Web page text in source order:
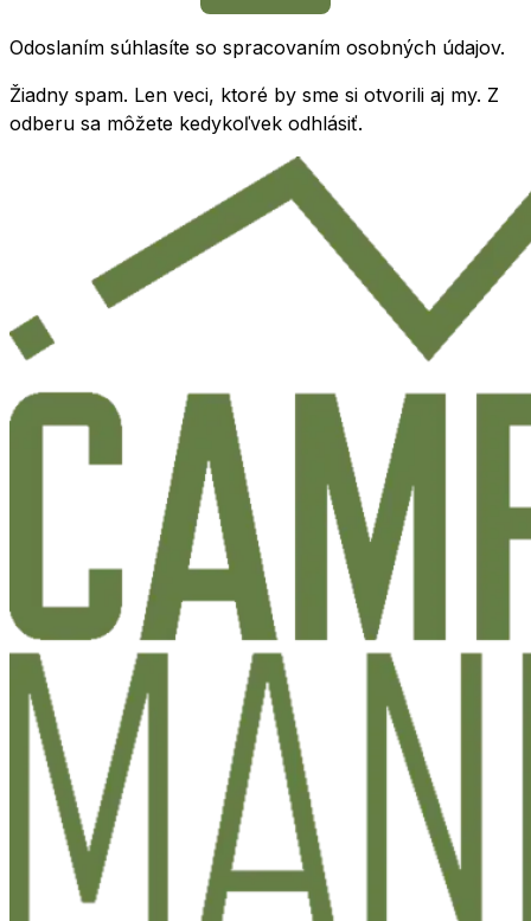
Odoslaním súhlasíte so spracovaním osobných údajov.
Žiadny spam. Len veci, ktoré by sme si otvorili aj my. Z
odberu sa môžete kedykoľvek odhlásiť.